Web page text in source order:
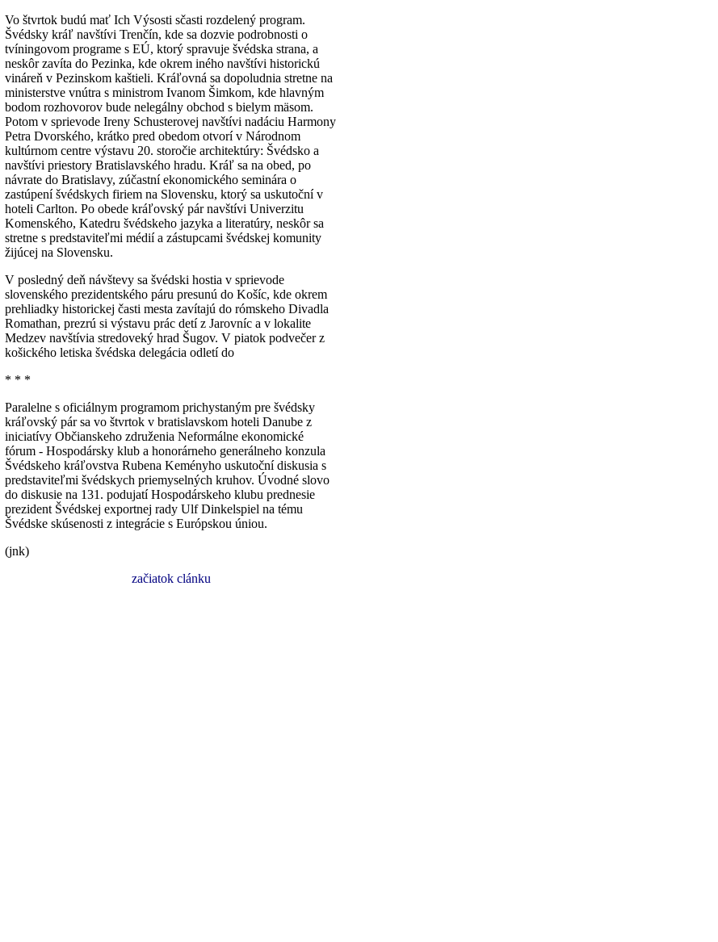
Vo štvrtok budú mať Ich Výsosti sčasti rozdelený program.
Švédsky kráľ navštívi Trenčín, kde sa dozvie podrobnosti o
tvíningovom programe s EÚ, ktorý spravuje švédska strana, a
neskôr zavíta do Pezinka, kde okrem iného navštívi historickú
vináreň v Pezinskom kaštieli. Kráľovná sa dopoludnia stretne na
ministerstve vnútra s ministrom Ivanom Šimkom, kde hlavným
bodom rozhovorov bude nelegálny obchod s bielym mäsom.
Potom v sprievode Ireny Schusterovej navštívi nadáciu Harmony
Petra Dvorského, krátko pred obedom otvorí v Národnom
kultúrnom centre výstavu 20. storočie architektúry: Švédsko a
navštívi priestory Bratislavského hradu. Kráľ sa na obed, po
návrate do Bratislavy, zúčastní ekonomického seminára o
zastúpení švédskych firiem na Slovensku, ktorý sa uskutoční v
hoteli Carlton. Po obede kráľovský pár navštívi Univerzitu
Komenského, Katedru švédskeho jazyka a literatúry, neskôr sa
stretne s predstaviteľmi médií a zástupcami švédskej komunity
žijúcej na Slovensku.
V posledný deň návštevy sa švédski hostia v sprievode
slovenského prezidentského páru presunú do Košíc, kde okrem
prehliadky historickej časti mesta zavítajú do rómskeho Divadla
Romathan, prezrú si výstavu prác detí z Jarovníc a v lokalite
Medzev navštívia stredoveký hrad Šugov. V piatok podvečer z
košického letiska švédska delegácia odletí do
* * *
Paralelne s oficiálnym programom prichystaným pre švédsky
kráľovský pár sa vo štvrtok v bratislavskom hoteli Danube z
iniciatívy Občianskeho združenia Neformálne ekonomické
fórum - Hospodársky klub a honorárneho generálneho konzula
Švédskeho kráľovstva Rubena Keményho uskutoční diskusia s
predstaviteľmi švédskych priemyselných kruhov. Úvodné slovo
do diskusie na 131. podujatí Hospodárskeho klubu prednesie
prezident Švédskej exportnej rady Ulf Dinkelspiel na tému
Švédske skúsenosti z integrácie s Európskou úniou.
(jnk)
začiatok clánku